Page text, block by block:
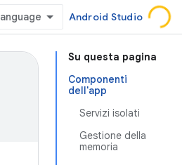
Android Studio
Su questa pagina
Componenti
dell'app
Servizi isolati
Gestione della
memoria